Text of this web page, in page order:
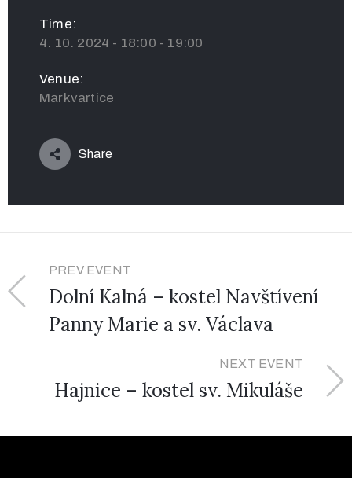
Time:
4. 10. 2024 - 18:00 - 19:00
Venue:
Markvartice
Share
PREV EVENT
Dolní Kalná – kostel Navštívení
Panny Marie a sv. Václava
NEXT EVENT
Hajnice – kostel sv. Mikuláše